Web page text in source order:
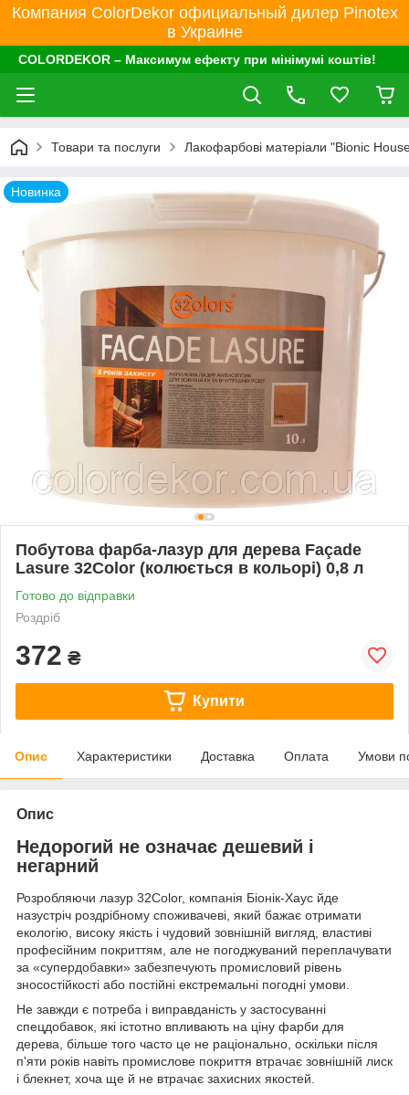
Компания ColorDekor официальный дилер Pinotex
в Украине
COLORDEKOR – Максимум ефекту при мінімумі коштів!
Товари та послуги Лакофарбові матеріали "Bionic
Новинка
Побутова фарба-лазур для дерева Façade
Lasure 32Color (колюється в кольорі) 0,8 л
Готово до відправки
Роздріб
372 ₴
Купити
Опис Характеристики Доставка Оплата Умови
Опис
Недорогий не означає дешевий і
негарний
Розробляючи лазур 32Color, компанія Біонік-Хаус йде
назустріч роздрібному споживачеві, який бажає отримати
екологію, високу якість і чудовий зовнішній вигляд, властиві
професійним покриттям, але не погоджуваний переплачувати
за «супердобавки» забезпечують промисловий рівень
зносостійкості або постійні екстремальні погодні умови.
Не завжди є потреба і виправданість у застосуванні
спецдобавок, які істотно впливають на ціну фарби для
дерева, більше того часто це не раціонально, оскільки після
п'яти років навіть промислове покриття втрачає зовнішній лиск
і блекнет, хоча ще й не втрачає захисних якостей.